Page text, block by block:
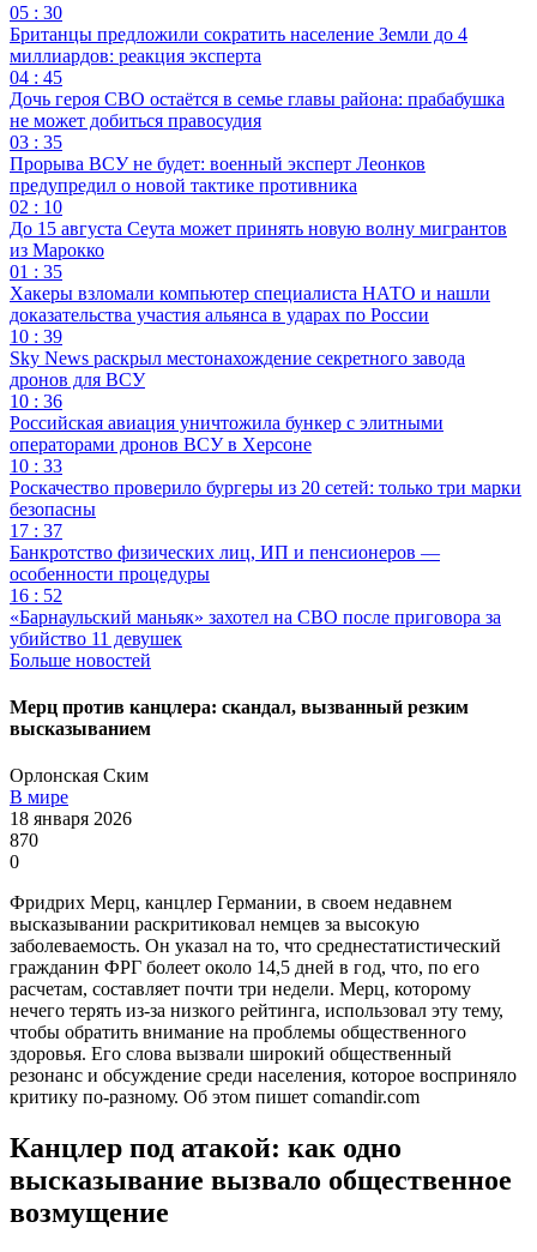
05 : 30
Британцы предложили сократить население Земли до 4
миллиардов: реакция эксперта
04 : 45
Дочь героя СВО остаётся в семье главы района: прабабушка
не может добиться правосудия
03 : 35
Прорыва ВСУ не будет: военный эксперт Леонков
предупредил о новой тактике противника
02 : 10
До 15 августа Сеута может принять новую волну мигрантов
из Марокко
01 : 35
Хакеры взломали компьютер специалиста НАТО и нашли
доказательства участия альянса в ударах по России
10 : 39
Sky News раскрыл местонахождение секретного завода
дронов для ВСУ
10 : 36
Российская авиация уничтожила бункер с элитными
операторами дронов ВСУ в Херсоне
10 : 33
Роскачество проверило бургеры из 20 сетей: только три марки
безопасны
17 : 37
Банкротство физических лиц, ИП и пенсионеров —
особенности процедуры
16 : 52
«Барнаульский маньяк» захотел на СВО после приговора за
убийство 11 девушек
Больше новостей
Мерц против канцлера: скандал, вызванный резким
высказыванием
Орлонская Ским
В мире
18 января 2026
870
0
Фридрих Мерц, канцлер Германии, в своем недавнем
высказывании раскритиковал немцев за высокую
заболеваемость. Он указал на то, что среднестатистический
гражданин ФРГ болеет около 14,5 дней в год, что, по его
расчетам, составляет почти три недели. Мерц, которому
нечего терять из-за низкого рейтинга, использовал эту тему,
чтобы обратить внимание на проблемы общественного
здоровья. Его слова вызвали широкий общественный
резонанс и обсуждение среди населения, которое восприняло
критику по-разному. Об этом пишет comandir.com
Канцлер под атакой: как одно
высказывание вызвало общественное
возмущение